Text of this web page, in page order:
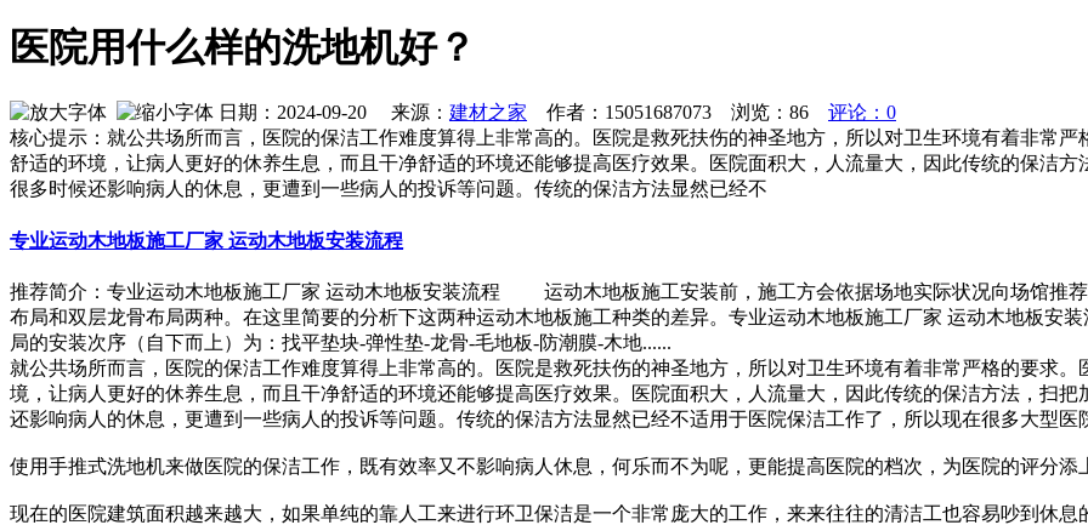
医院用什么样的洗地机好？
日期：2024-09-20 来源： 建材之家 作者：15051687073 浏览： 86
评论：0
核心提示：就公共场所而言，医院的保洁工作难度算得上非常高的。医院是救死扶伤的神圣地方，所以对卫生环境有着非常
舒适的环境，让病人更好的休养生息，而且干净舒适的环境还能够提高医疗效果。医院面积大，人流量大，因此传统的保洁
很多时候还影响病人的休息，更遭到一些病人的投诉等问题。传统的保洁方法显然已经不
专业运动木地板施工厂家 运动木地板安装流程
推荐简介：专业运动木地板施工厂家 运动木地板安装流程 运动木地板施工安装前，施工方会依据场地实际状况向场馆推
布局和双层龙骨布局两种。在这里简要的分析下这两种运动木地板施工种类的差异。专业运动木地板施工厂家 运动木
局的安装次序（自下而上）为：找平垫块-弹性垫-龙骨-毛地板-防潮膜-木地......
就公共场所而言，医院的保洁工作难度算得上非常高的。医院是救死扶伤的神圣地方，所以对卫生环境有着非常严格的要求
境，让病人更好的休养生息，而且干净舒适的环境还能够提高医疗效果。医院面积大，人流量大，因此传统的保洁方法，扫
还影响病人的休息，更遭到一些病人的投诉等问题。传统的保洁方法显然已经不适用于医院保洁工作了，所以现在很多大型医
使用手推式洗地机来做医院的保洁工作，既有效率又不影响病人休息，何乐而不为呢，更能提高医院的档次，为医院的评分添
现在的医院建筑面积越来越大，如果单纯的靠人工来进行环卫保洁是一个非常庞大的工作，来来往往的清洁工也容易吵到休